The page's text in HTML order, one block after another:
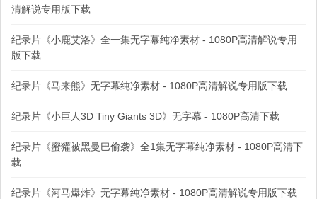
清解说专用版下载
纪录片《小鹿艾洛》全一集无字幕纯净素材 - 1080P高清解说专用
版下载
纪录片《马来熊》无字幕纯净素材 - 1080P高清解说专用版下载
纪录片《小巨人3D Tiny Giants 3D》无字幕 - 1080P高清下载
纪录片《蜜獾被黑曼巴偷袭》全1集无字幕纯净素材 - 1080P高清下
载
纪录片《河马爆炸》无字幕纯净素材 - 1080P高清解说专用版下载